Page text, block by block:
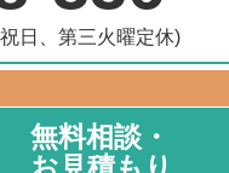
日、第三火曜定休)
無料相談・